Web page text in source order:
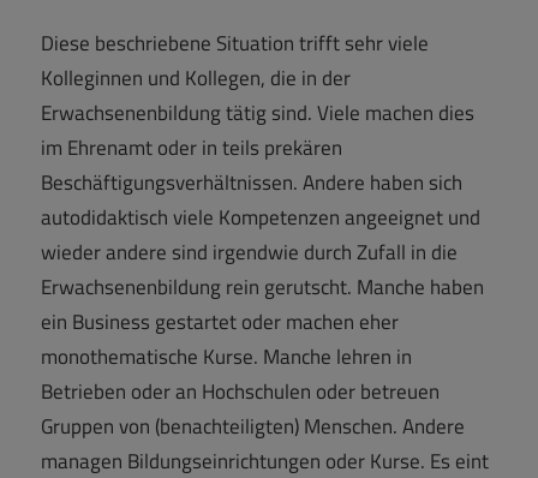
Diese beschriebene Situation trifft sehr viele
Kolleginnen und Kollegen, die in der
Erwachsenenbildung tätig sind. Viele machen dies
im Ehrenamt oder in teils prekären
Beschäftigungsverhältnissen. Andere haben sich
autodidaktisch viele Kompetenzen angeeignet und
wieder andere sind irgendwie durch Zufall in die
Erwachsenenbildung rein gerutscht. Manche haben
ein Business gestartet oder machen eher
monothematische Kurse. Manche lehren in
Betrieben oder an Hochschulen oder betreuen
Gruppen von (benachteiligten) Menschen. Andere
managen Bildungseinrichtungen oder Kurse. Es eint